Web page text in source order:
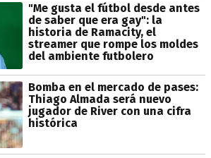
"Me gusta el fútbol desde antes
de saber que era gay": la
historia de Ramacity, el
streamer que rompe los moldes
del ambiente futbolero
Bomba en el mercado de pases:
Thiago Almada será nuevo
jugador de River con una cifra
histórica